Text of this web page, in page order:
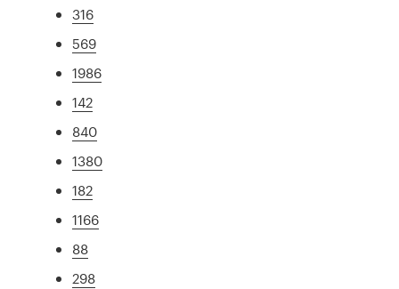
316
569
1986
142
840
1380
182
1166
88
298